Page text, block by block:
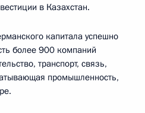
в Казахстан.
капитала успешно
более 900 компаний
транспорт, связь,
промышленность,